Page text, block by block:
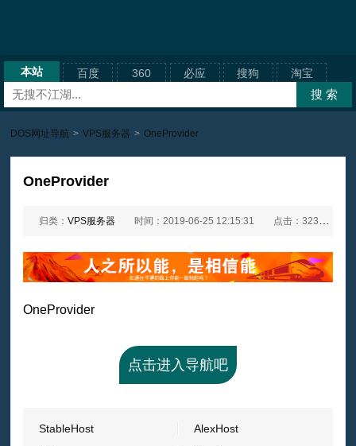
本站 百度 360 必应 搜狗 淘宝
DOS网址导航 > VPS服务器 > OneProvider
OneProvider
归类：VPS服务器 时间：2019-06-25 12:15:31 点击：3235次
OneProvider
点击进入导航吧
StableHost
AlexHost